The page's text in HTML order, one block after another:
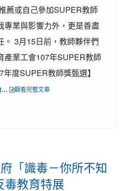
薦或自己參加SUPER教師
專業與影響力外，更是善盡
。 3月15日前，教師夥伴們
產業工會107年SUPER教師
度SUPER教師獎甄選】
... 觀看完整文章
「識毒－你所不知
毒教育特展